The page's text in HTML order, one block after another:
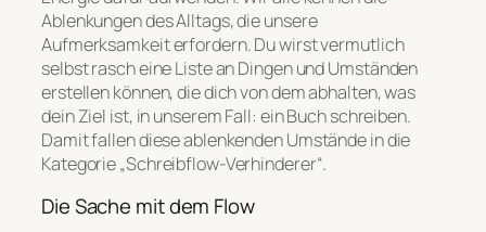
Ablenkungen des Alltags, die unsere
Aufmerksamkeit erfordern. Du wirst vermutlich
selbst rasch eine Liste an Dingen und Umständen
erstellen können, die dich von dem abhalten, was
dein Ziel ist, in unserem Fall: ein Buch schreiben.
Damit fallen diese ablenkenden Umstände in die
Kategorie „Schreibflow-Verhinderer“.
Die Sache mit dem Flow